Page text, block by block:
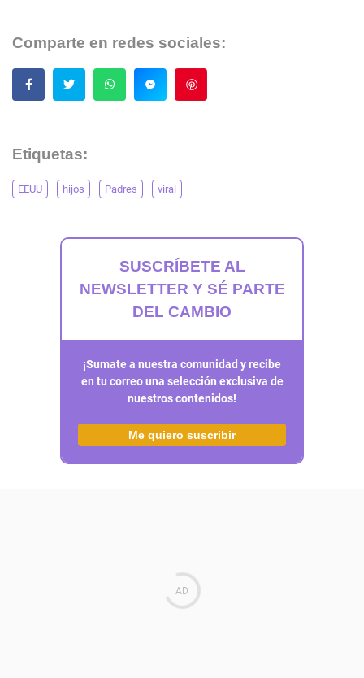
Comparte en redes sociales:
Etiquetas:
EEUU hijos Padres viral
SUSCRÍBETE AL
NEWSLETTER Y SÉ PARTE
DEL CAMBIO
¡Sumate a nuestra comunidad y recibe
en tu correo una selección exclusiva de
nuestros contenidos!
Me quiero suscribir